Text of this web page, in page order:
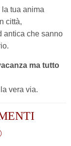
tua anima
città,
antica che sanno
ma tutto
vera via.